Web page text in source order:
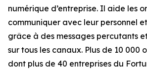
numérique d’entreprise. Il aide les
communiquer avec leur personnel
grâce à des messages percutants
sur tous les canaux. Plus de 10 000
dont plus de 40 entreprises du